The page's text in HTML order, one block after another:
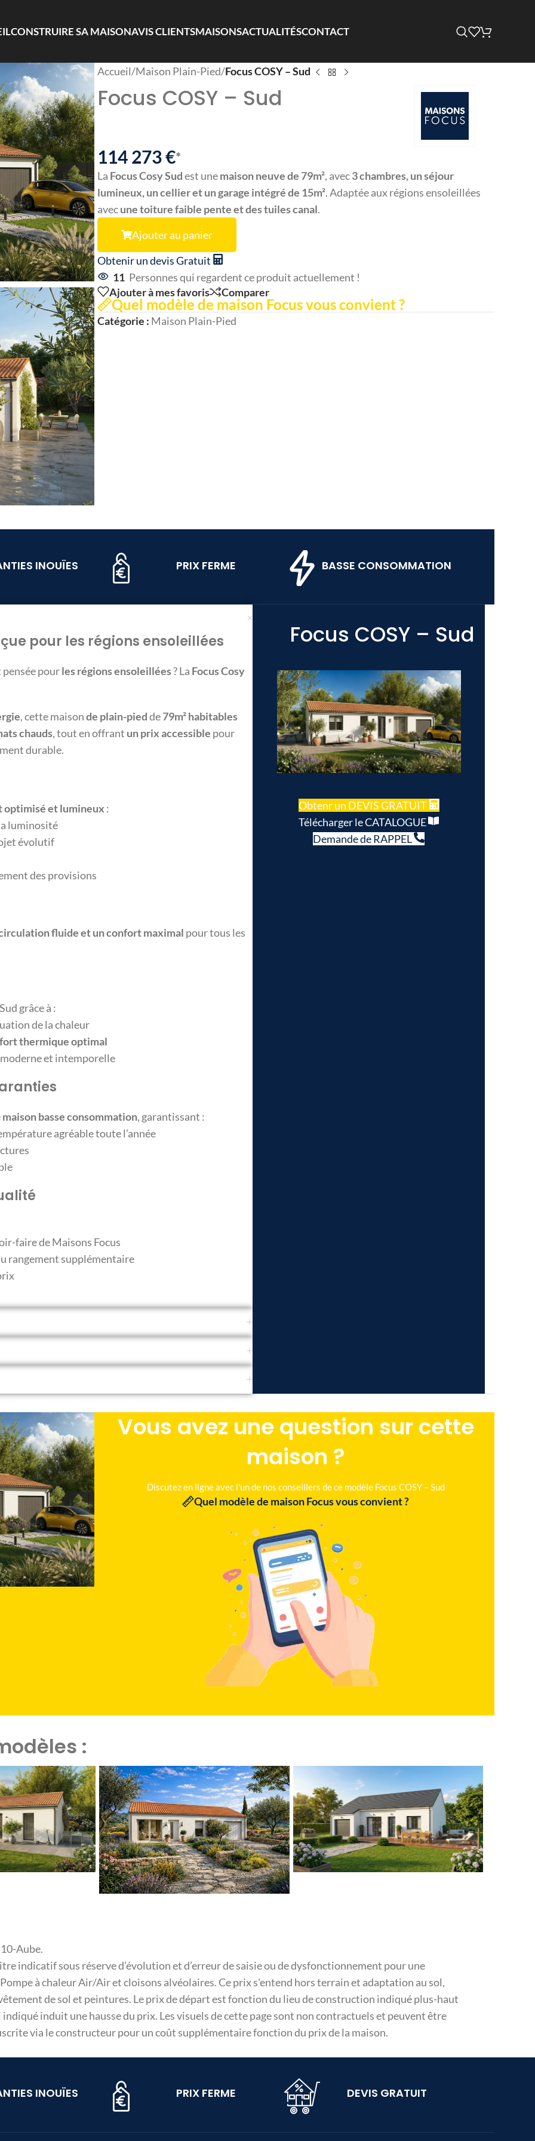
CONSTRUIRE SA MAISONAVIS CLIENTSMAISONSACTUALITÉSCONTACT
Accueil/Maison Plain-Pied/Focus COSY – Sud
Focus COSY – Sud
114 273€*
La Focus Cosy Sudest unemaison neuve de 79m², avec3 chambres, un séjour
lumineux, un cellier et un garage intégré de 15m². Adaptée aux régions ensoleillées
avecune toiture faible pente et des tuiles canal.
Ajouter au panier
Obtenir un devis Gratuit
11 Personnes qui regardent ce produit actuellement !
Ajouter à mes favoris
Comparer
Quel modèle de maison Focus vous convient ?
Catégorie : Maison Plain-Pied
INOUÏES PRIX FERME BASSE CONSOMMATION
pour les régions ensoleillées
pensée pourles régions ensoleillées? La Focus Cosy
, cette maisonde plain-piedde79m² habitables
chauds, tout en offrant un prix accessible pour
durable.
optimisé et lumineux :
luminosité
évolutif
des provisions
fluide et un confort maximal pour tous les
grâce à :
de la chaleur
thermique optimal
et intemporelle
maison basse consommation, garantissant :
agréable toute l’année
faire de Maisons Focus
rangement supplémentaire
Focus COSY – Sud
Obtenr un DEVIS GRATUIT
Télécharger le CATALOGUE
Demande de RAPPEL
Vous avez une question sur cette
maison ?
Discutez en ligne avec l'un de nos conseillers de ce modèle Focus COSY – Sud
Quel modèle de maison Focus vous convient ?
:
Aube.
indicatif sous réserve d’évolution et d’erreur de saisie ou de dysfonctionnement pour une
à chaleur Air/Air et cloisons alvéolaires. Ce prix s'entend hors terrain et adaptation au sol,
de sol et peintures. Le prix de départ est fonction du lieu de construction indiqué plus-haut
induit une hausse du prix. Les visuels de cette page sont non contractuels et peuvent être
via le constructeur pour un coût supplémentaire fonction du prix de la maison.
INOUÏES PRIX FERME DEVIS GRATUIT